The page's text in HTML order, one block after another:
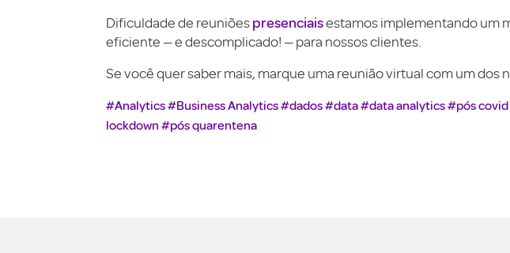
Dificuldade de reuniões presenciaisestamos implementando um
eficiente — e descomplicado! — para nossos clientes.
Se você quer saber mais, marque uma reunião virtual com um dos
#Analytics#Business Analytics#dados#data#data analytics#pós covid
lockdown #pós quarentena